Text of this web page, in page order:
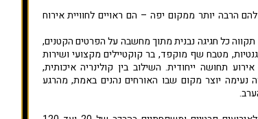
הרבה יותר ממקום יפה – הם ראויים לחוויית אירוח
כל חגיגה נבנית מתוך מחשבה על הפרטים הקטנים,
מטבח שף מוקפד, בר קוקטיילים מקצועי ושירות
תחושה ייחודית. השילוב בין קולינריה איכותית,
נעימה יוצר מקום שבו האורחים נהנים באמת, מהרגע